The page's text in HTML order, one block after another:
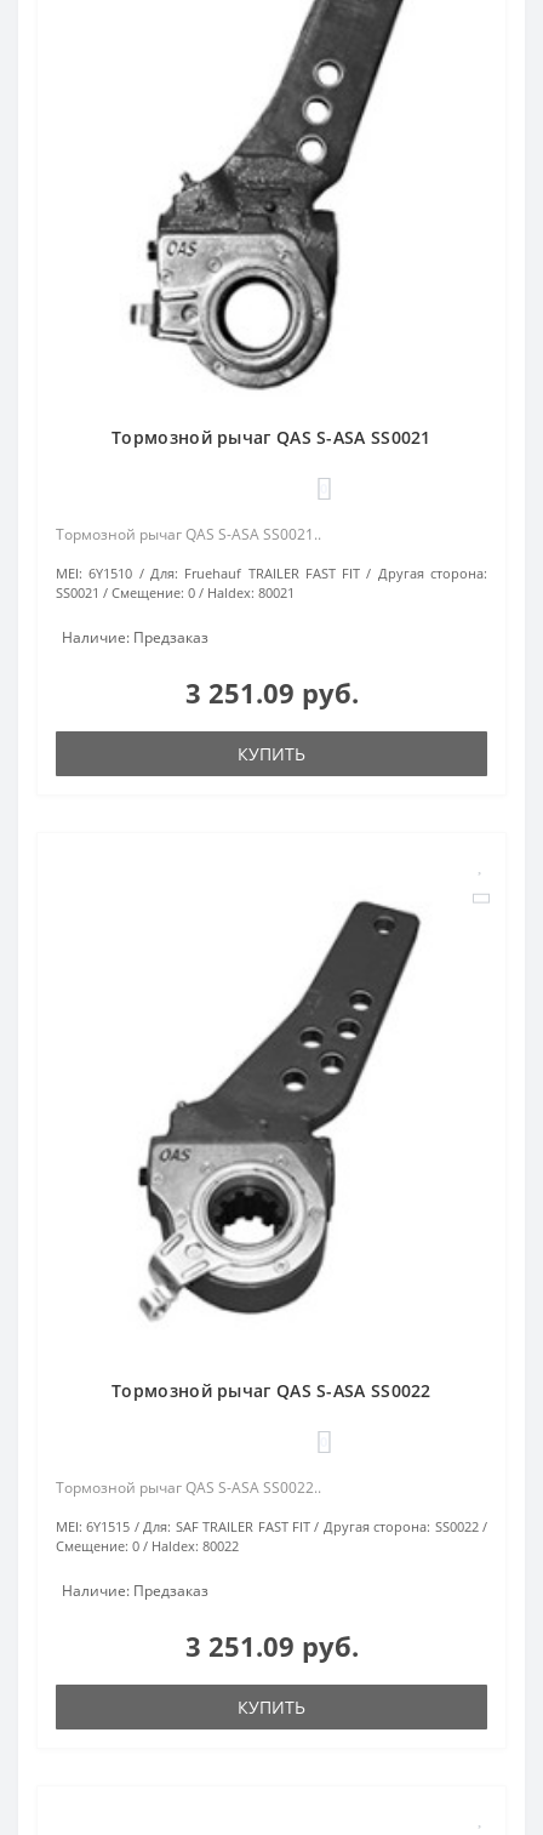
Тормозной рычаг QAS S-ASA SS0021
Тормозной рычаг QAS S-ASA SS0021..
MEI: 6Y1510 Для: Fruehauf TRAILER FAST FIT
Другая сторона:
SS0021
Смещение: 0 Haldex: 80021
Наличие: Предзаказ
3 251.09 руб.
КУПИТЬ
Тормозной рычаг QAS S-ASA SS0022
Тормозной рычаг QAS S-ASA SS0022..
MEI: 6Y1515 Для: SAF TRAILER FAST FIT Другая сторона: SS0022
Смещение: 0 Haldex: 80022
Наличие: Предзаказ
3 251.09 руб.
КУПИТЬ